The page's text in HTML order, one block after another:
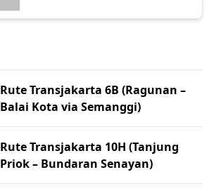
Rute Transjakarta 6B (Ragunan –
Balai Kota via Semanggi)
Rute Transjakarta 10H (Tanjung
Priok – Bundaran Senayan)